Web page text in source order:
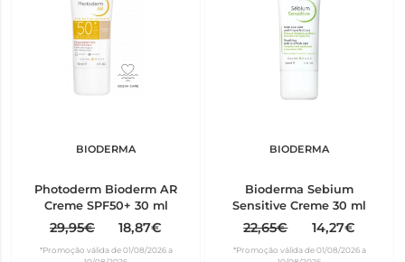
BIODERMA
Photoderm Bioderm AR
Creme SPF50+ 30 ml
29,95€ 18,87€
*Promoção válida de 01/08/2026 a
BIODERMA
Bioderma Sebium
Sensitive Creme 30 ml
22,65€ 14,27€
*Promoção válida de 01/08/2026 a